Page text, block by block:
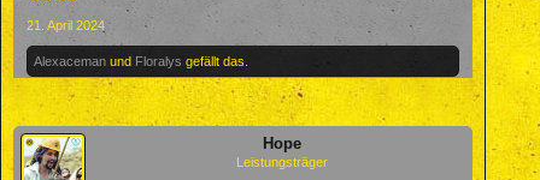
21. April 2024
Alexaceman und Floralys gefällt das.
Hope
Leistungsträger